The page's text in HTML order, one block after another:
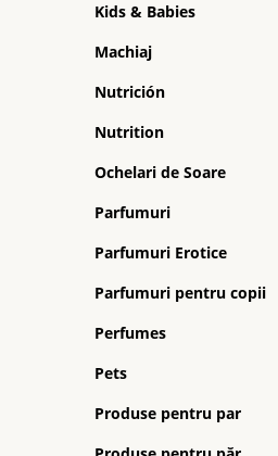
Kids & Babies
Machiaj
Nutrición
Nutrition
Ochelari de Soare
Parfumuri
Parfumuri Erotice
Parfumuri pentru copii
Perfumes
Pets
Produse pentru par